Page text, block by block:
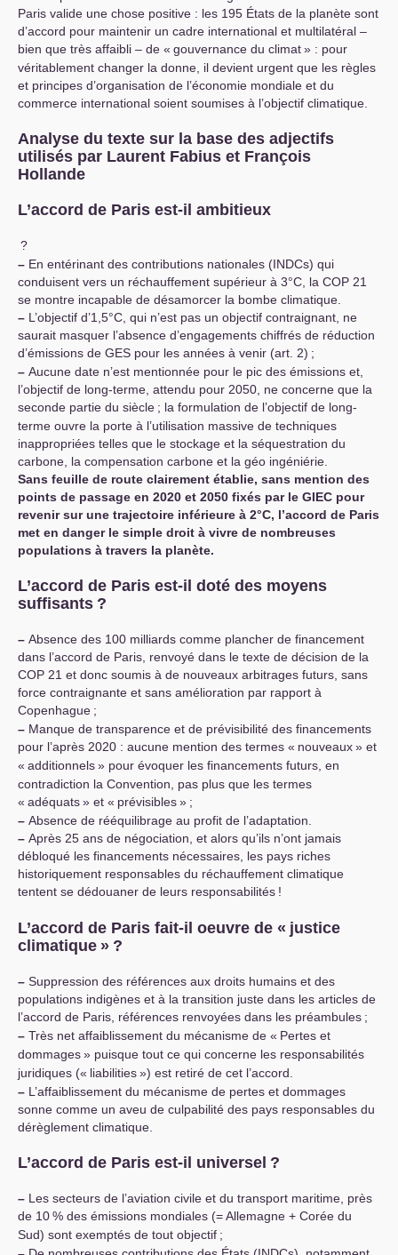
Paris valide une chose positive : les 195 États de la planète sont
d’accord pour maintenir un cadre international et multilatéral –
bien que très affaibli – de « gouvernance du climat» : pour
véritablement changer la donne, il devient urgent que les règles
et principes d’organisation de l’économie mondiale et du
commerce international soient soumises à l’objectif climatique.
Analyse du texte sur la base des adjectifs
utilisés par Laurent Fabius et François
Hollande
L’accord de Paris est-il ambitieux
?
– En entérinant des contributions nationales (INDCs) qui
conduisent vers un réchauffement supérieur à 3°C, la COP 21
se montre incapable de désamorcer la bombe climatique.
– L’objectif d’1,5°C, qui n’est pas un objectif contraignant, ne
saurait masquer l’absence d’engagements chiffrés de réduction
d’émissions de GES pour les années à venir (art. 2) ;
– Aucune date n’est mentionnée pour le pic des émissions et,
l’objectif de long-terme, attendu pour 2050, ne concerne que la
seconde partie du siècle ; la formulation de l’objectif de long-
terme ouvre la porte à l’utilisation massive de techniques
inappropriées telles que le stockage et la séquestration du
carbone, la compensation carbone et la géo ingéniérie.
Sans feuille de route clairement établie, sans mention des
points de passage en 2020 et 2050 fixés par le GIEC pour
revenir sur une trajectoire inférieure à 2°C, l’accord de Paris
met en danger le simple droit à vivre de nombreuses
populations à travers la planète.
L’accord de Paris est-il doté des moyens
suffisants ?
– Absence des 100 milliards comme plancher de financement
dans l’accord de Paris, renvoyé dans le texte de décision de la
COP 21 et donc soumis à de nouveaux arbitrages futurs, sans
force contraignante et sans amélioration par rapport à
Copenhague ;
– Manque de transparence et de prévisibilité des financements
pour l’après 2020 : aucune mention des termes « nouveaux» et
« additionnels» pour évoquer les financements futurs, en
contradiction la Convention, pas plus que les termes
« adéquats» et « prévisibles» ;
– Absence de rééquilibrage au profit de l’adaptation.
– Après 25 ans de négociation, et alors qu’ils n’ont jamais
débloqué les financements nécessaires, les pays riches
historiquement responsables du réchauffement climatique
tentent se dédouaner de leurs responsabilités !
L’accord de Paris fait-il oeuvre de « justice
climatique » ?
– Suppression des références aux droits humains et des
populations indigènes et à la transition juste dans les articles de
l’accord de Paris, références renvoyées dans les préambules ;
– Très net affaiblissement du mécanisme de « Pertes et
dommages» puisque tout ce qui concerne les responsabilités
juridiques (« liabilities») est retiré de cet l’accord.
– L’affaiblissement du mécanisme de pertes et dommages
sonne comme un aveu de culpabilité des pays responsables du
dérèglement climatique.
L’accord de Paris est-il universel ?
– Les secteurs de l’aviation civile et du transport maritime, près
de 10% des émissions mondiales (= Allemagne + Corée du
Sud) sont exemptés de tout objectif ;